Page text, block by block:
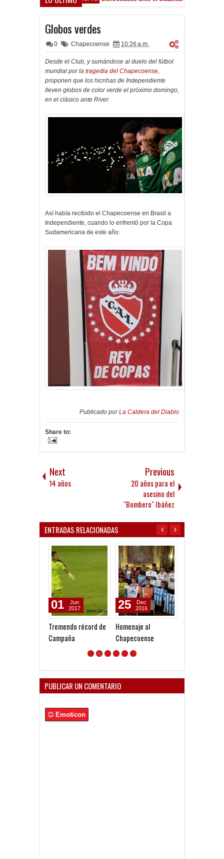
Globos verdes
0 Chapecoense 10:26 a.m.
Desde el Club, y sumándose al duelo del fútbol
mundial por la tragedia del Chapecoense,
proponen que los hicnhas de Independiente
lleven globos de color verde el próximo domingo,
en el clásico ante River.
Así había recibido el Chapecoense en Brasil a
Independiente, cuando lo enfrentó por la Copa
Sudamericana de este año:
Publicado porLa Caldera del Diablo
Share to:
Next
14 años
Previous
20 años para el
asesino del
"Bombero" Ibáñez
ENTRADAS RELACIONADAS
Tremendo récord de
Campaña
01
Jun
2017
Homenaje al
Chapecoense
25
Dec
2016
PUBLICAR UN COMENTARIO
Emoticon